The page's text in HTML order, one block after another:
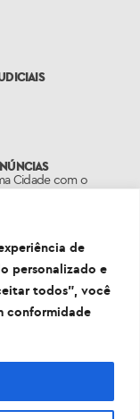
de
personalizado e
todos”, você
conformidade
Cidade com o